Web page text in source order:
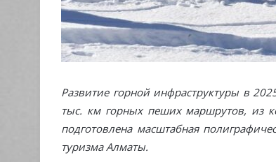
Развитие горной инфраструктуры в
тыс. км горных пеших маршрутов, из
подготовлена масштабная
туризма Алматы.